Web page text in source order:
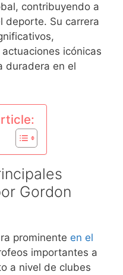
contribuyendo a
deporte. Su carrera
icónicas
duradera en el
Gordon
prominente en el
importantes a
a nivel de clubes